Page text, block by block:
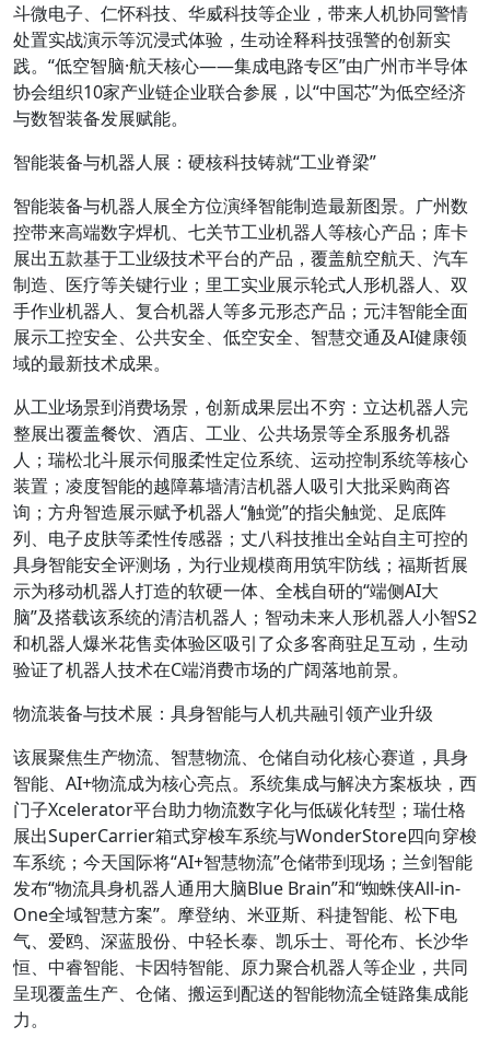
斗微电子、仁怀科技、华威科技等企业，带来人机协同警情
处置实战演示等沉浸式体验，生动诠释科技强警的创新实
践。“低空智脑·航天核心——集成电路专区”由广州市半导体
协会组织10家产业链企业联合参展，以“中国芯”为低空经济
与数智装备发展赋能。
智能装备与机器人展：硬核科技铸就“工业脊梁”
智能装备与机器人展全方位演绎智能制造最新图景。广州数
控带来高端数字焊机、七关节工业机器人等核心产品；库卡
展出五款基于工业级技术平台的产品，覆盖航空航天、汽车
制造、医疗等关键行业；里工实业展示轮式人形机器人、双
手作业机器人、复合机器人等多元形态产品；元沣智能全面
展示工控安全、公共安全、低空安全、智慧交通及AI健康领
域的最新技术成果。
从工业场景到消费场景，创新成果层出不穷：立达机器人完
整展出覆盖餐饮、酒店、工业、公共场景等全系服务机器
人；瑞松北斗展示伺服柔性定位系统、运动控制系统等核心
装置；凌度智能的越障幕墙清洁机器人吸引大批采购商咨
询；方舟智造展示赋予机器人“触觉”的指尖触觉、足底阵
列、电子皮肤等柔性传感器；丈八科技推出全站自主可控的
具身智能安全评测场，为行业规模商用筑牢防线；福斯哲展
示为移动机器人打造的软硬一体、全栈自研的“端侧AI大
脑”及搭载该系统的清洁机器人；智动未来人形机器人小智S2
和机器人爆米花售卖体验区吸引了众多客商驻足互动，生动
验证了机器人技术在C端消费市场的广阔落地前景。
物流装备与技术展：具身智能与人机共融引领产业升级
该展聚焦生产物流、智慧物流、仓储自动化核心赛道，具身
智能、AI+物流成为核心亮点。系统集成与解决方案板块，西
门子Xcelerator平台助力物流数字化与低碳化转型；瑞仕格
展出SuperCarrier箱式穿梭车系统与WonderStore四向穿梭
车系统；今天国际将“AI+智慧物流”仓储带到现场；兰剑智能
发布“物流具身机器人通用大脑Blue Brain”和“蜘蛛侠All-in-
One全域智慧方案”。摩登纳、米亚斯、科捷智能、松下电
气、爱鸥、深蓝股份、中轻长泰、凯乐士、哥伦布、长沙华
恒、中睿智能、卡因特智能、原力聚合机器人等企业，共同
呈现覆盖生产、仓储、搬运到配送的智能物流全链路集成能
力。